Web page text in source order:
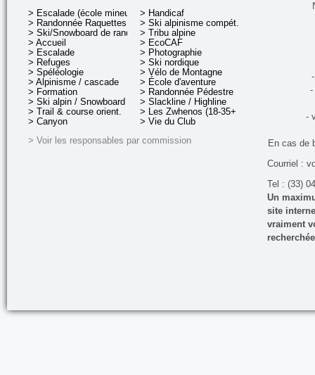
> Escalade (école mineurs)
> Randonnée Raquettes
> Ski/Snowboard de rando.
> Accueil
> Escalade
> Refuges
> Spéléologie
> Alpinisme / cascade
> Formation
> Ski alpin / Snowboard
> Trail & course orient.
> Canyon
> Handicaf
> Ski alpinisme compét.
> Tribu alpine
> EcoCAF
> Photographie
> Ski nordique
> Vélo de Montagne
> École d'aventure
> Randonnée Pédestre
> Slackline / Highline
> Les Zwhenos (18-35+ ans)
> Vie du Club
> Voir les responsables par commission
-
-
En cas de
Courriel :
Tel : (33)
Un
site
vraiment